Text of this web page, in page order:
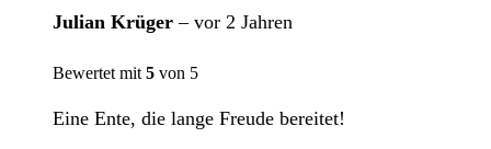
Julian Krüger– vor 2 Jahren
Bewertet mit 5 von 5
Eine Ente, die lange Freude bereitet!